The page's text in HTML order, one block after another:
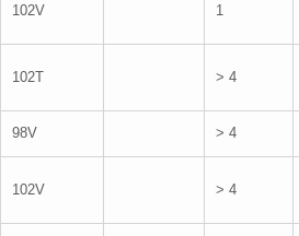
102V 1
102T > 4
98V > 4
102V > 4